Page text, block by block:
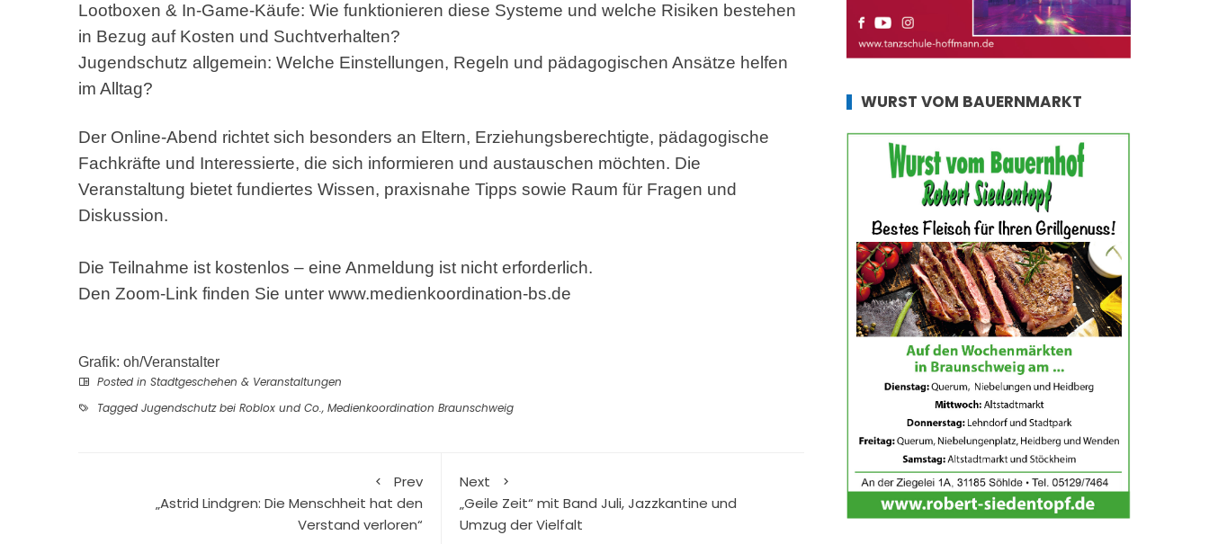
Lootboxen & In-Game-Käufe: Wie funktionieren diese Systeme und welche Risiken bestehen
in Bezug auf Kosten und Suchtverhalten?
Jugendschutz allgemein: Welche Einstellungen, Regeln und pädagogischen Ansätze helfen
im Alltag?
Der Online-Abend richtet sich besonders an Eltern, Erziehungsberechtigte, pädagogische
Fachkräfte und Interessierte, die sich informieren und austauschen möchten. Die
Veranstaltung bietet fundiertes Wissen, praxisnahe Tipps sowie Raum für Fragen und
Diskussion.
Die Teilnahme ist kostenlos – eine Anmeldung ist nicht erforderlich.
Den Zoom-Link finden Sie unter www.medienkoordination-bs.de
Grafik: oh/Veranstalter
Posted in Stadtgeschehen & Veranstaltungen
Tagged Jugendschutz bei Roblox und Co., Medienkoordination Braunschweig
Prev
„Astrid Lindgren: Die Menschheit hat den
Verstand verloren“
Next
„Geile Zeit“ mit Band Juli, Jazzkantine und
Umzug der Vielfalt
WURST VOM BAUERNMARKT